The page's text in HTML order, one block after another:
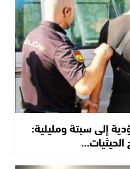
إلى سبتة ومليلية:
الحيثيات…